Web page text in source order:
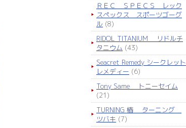
ＲＥＣ ＳＰＥＣＳ レック
スペックス スポーツゴーグ
ル (8)
RIDOL TITANIUM リドルチ
タニウム (43)
Seacret Remedy シークレット
レメディー (6)
Tony Same トニーセイム
(21)
TURNING 椿 ターニング
ツバキ (7)